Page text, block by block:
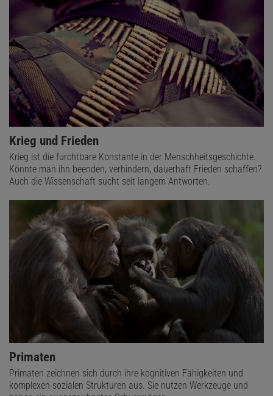
Krieg und Frieden
Krieg ist die furchtbare Konstante in der Menschheitsgeschichte.
Könnte man ihn beenden, verhindern, dauerhaft Frieden schaffen?
Auch die Wissenschaft sucht seit langem Antworten.
Primaten
Primaten zeichnen sich durch ihre kognitiven Fähigkeiten und
komplexen sozialen Strukturen aus. Sie nutzen Werkzeuge und